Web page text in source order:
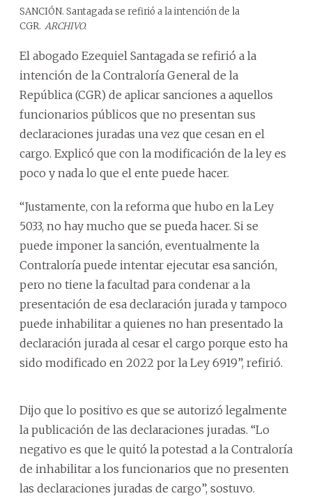
SANCIÓN. Santagada se refirió a la intención de la
CGR. ARCHIVO.
El abogado Ezequiel Santagada se refirió a la
intención de la Contraloría General de la
República (CGR) de aplicar sanciones a aquellos
funcionarios públicos que no presentan sus
declaraciones juradas una vez que cesan en el
cargo. Explicó que con la modificación de la ley es
poco y nada lo que el ente puede hacer.
“Justamente, con la reforma que hubo en la Ley
5033, no hay mucho que se pueda hacer. Si se
puede imponer la sanción, eventualmente la
Contraloría puede intentar ejecutar esa sanción,
pero no tiene la facultad para condenar a la
presentación de esa declaración jurada y tampoco
puede inhabilitar a quienes no han presentado la
declaración jurada al cesar el cargo porque esto ha
sido modificado en 2022 por la Ley 6919”, refirió.
Dijo que lo positivo es que se autorizó legalmente
la publicación de las declaraciones juradas. “Lo
negativo es que le quitó la potestad a la Contraloría
de inhabilitar a los funcionarios que no presenten
las declaraciones juradas de cargo”, sostuvo.